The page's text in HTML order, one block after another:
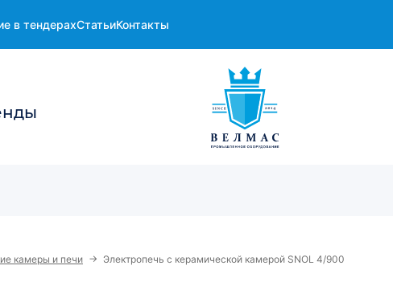
в тендерахСтатьиКонтакты
камеры и печи → Электропечь с керамической камерой SNOL 4/900